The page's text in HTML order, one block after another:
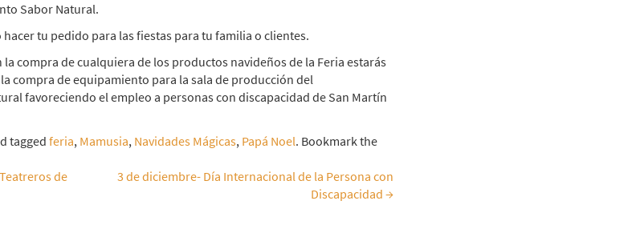
Sabor Natural.
tu pedido para las fiestas para tu familia o clientes.
compra de cualquiera de los productos navideños de la Feria estarás
compra de equipamiento para la sala de producción del
favoreciendo el empleo a personas con discapacidad de San Martín
taggedferia, Mamusia, Navidades Mágicas, Papá Noel. Bookmark the
de
3 de diciembre- Día Internacional de la Persona con
Discapacidad →